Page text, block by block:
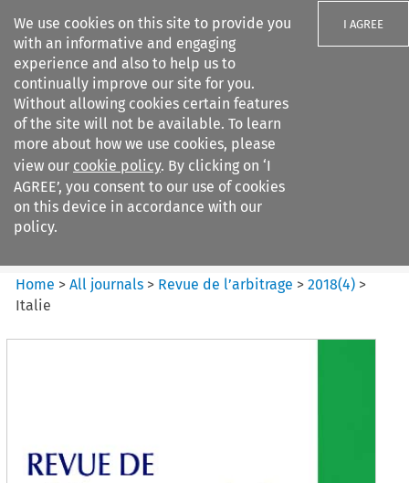
We use cookies on this site to provide you
with an informative and engaging
experience and also to help us to
continually improve our site for you.
Without allowing cookies certain features
of the site will not be available. To learn
more about how we use cookies, please
view our cookie policy. By clicking on ‘I
AGREE’, you consent to our use of cookies
on this device in accordance with our
policy.
I AGREE
Search filters
Revue de
l%E2%80%99arbitrage
Home >All journals > Revue de l’arbitrage >2018(4) >
Italie